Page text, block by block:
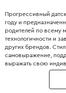
Прогрессивный
году и
родителей по всему
технологичности и
других брендов.
самовыражение,
выражать свою
призывают к
украшенную яркими
мотивами. Особой